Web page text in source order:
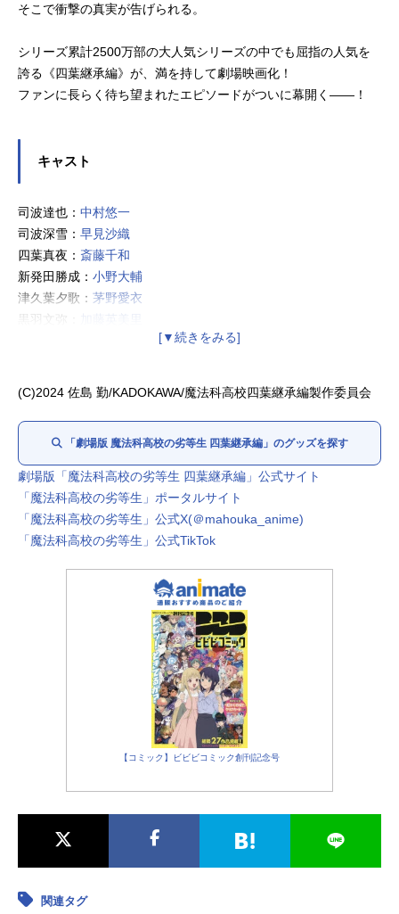
そこで衝撃の真実が告げられる。
シリーズ累計2500万部の大人気シリーズの中でも屈指の人気を
誇る《四葉継承編》が、満を持して劇場映画化！
ファンに長らく待ち望まれたエピソードがついに幕開く――！
キャスト
司波達也： 中村悠一
司波深雪： 早見沙織
四葉真夜： 斎藤千和
新発田勝成： 小野大輔
津久葉夕歌： 茅野愛衣
黒羽文弥：
若山詩音
堤奏太：
(C)2024 佐島 勤/KADOKAWA/魔法科高校四葉継承編製作委員会
「劇場版 魔法科高校の劣等生 四葉継承編」のグッズを探す
劇場版「魔法科高校の劣等生 四葉継承編」公式サイト
「魔法科高校の劣等生」ポータルサイト
「魔法科高校の劣等生」公式X(＠mahouka_anime)
「魔法科高校の劣等生」公式TikTok
【コミック】ビビビコミック創刊記念号
関連タグ